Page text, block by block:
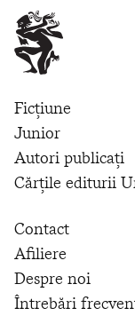
Ficțiune
Junior
Autori publicați
Cărțile editurii
Contact
Afiliere
Despre noi
Întrebări